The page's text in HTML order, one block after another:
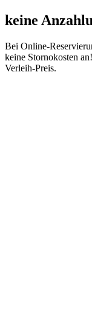
keine
Bei Online-
keine Stornokosten
Verleih-Preis.